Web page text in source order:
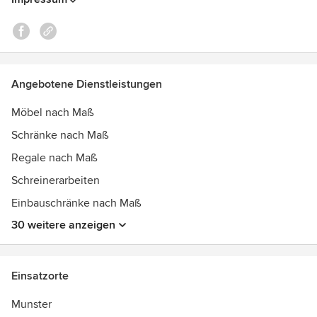
Angebotene Dienstleistungen
Möbel nach Maß
Schränke nach Maß
Regale nach Maß
Schreinerarbeiten
Einbauschränke nach Maß
30 weitere anzeigen
Einsatzorte
Munster